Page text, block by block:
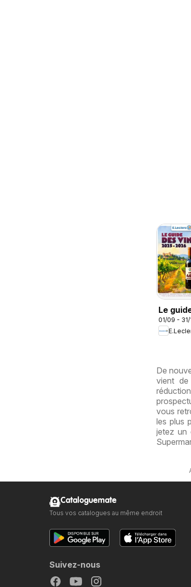
Le
des
01/09 - 31/
De
vient
vous
les plus
jetez un
Cataloguemate
Tous vos catalogues au même endroit
Suivez-nous